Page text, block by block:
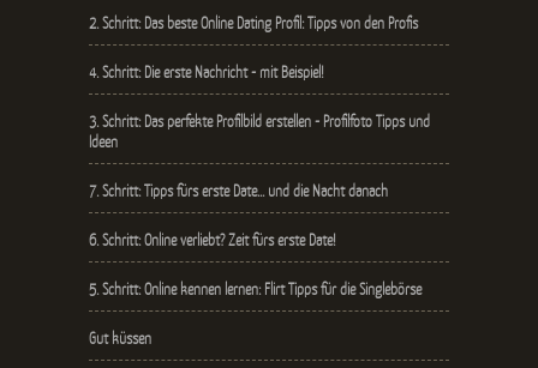
2. Schritt: Das beste Online Dating Profil: Tipps von den Profis
4. Schritt: Die erste Nachricht - mit Beispiel!
3. Schritt: Das perfekte Profilbild erstellen - Profilfoto Tipps und
Ideen
7. Schritt: Tipps fürs erste Date… und die Nacht danach
6. Schritt: Online verliebt? Zeit fürs erste Date!
5. Schritt: Online kennen lernen: Flirt Tipps für die Singlebörse
Gut küssen